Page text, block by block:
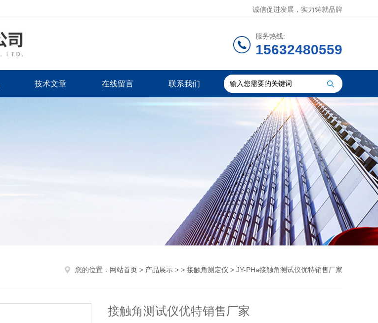
诚信促进发展，实力铸就品牌
服务热线:
15632480559
技术文章 在线留言 联系我们
您的位置： 网站首页 > 产品展示 > > 接触角测定仪 > JY-PHa接触角测试仪优特销售厂家
接触角测试仪优特销售厂家